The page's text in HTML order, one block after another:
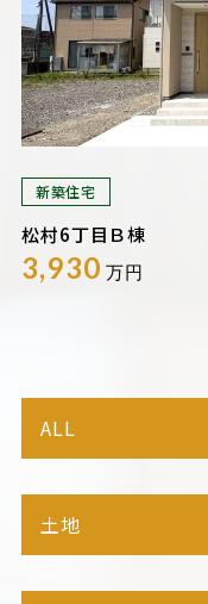
新築住宅
松村6丁目Ｂ棟
3,930 万円
ALL
土地